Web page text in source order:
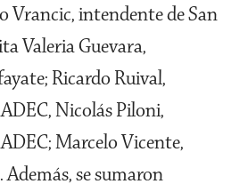
Vrancic, intendente de San
Valeria Guevara,
Ricardo Ruival,
Nicolás Piloni,
Marcelo Vicente,
se sumaron